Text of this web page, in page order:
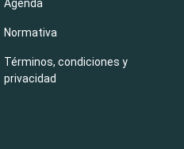
Agenda
Normativa
Términos, condiciones y
privacidad